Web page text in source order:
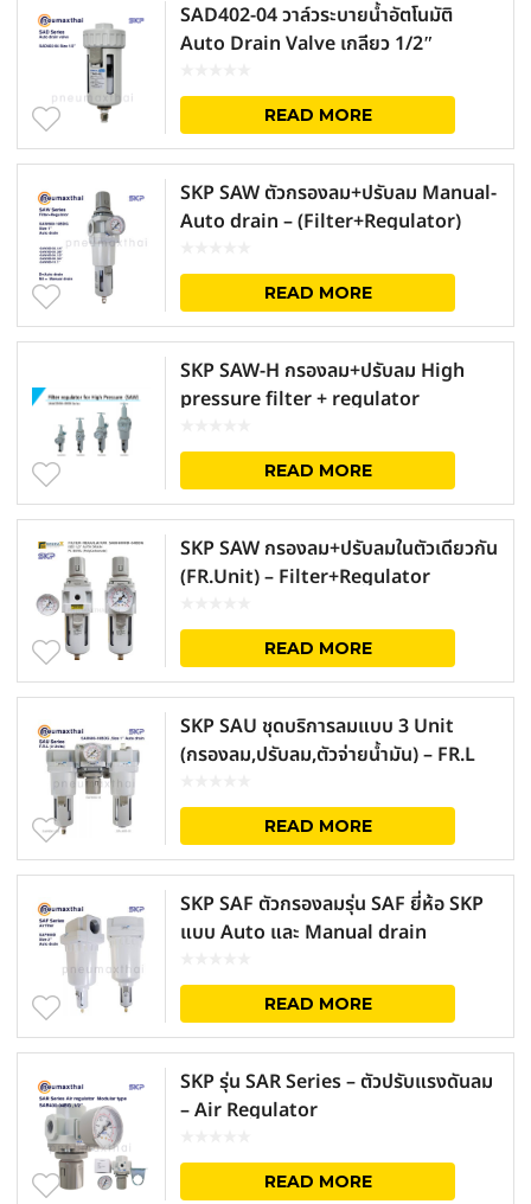
SAD402-04 วาล์วระบายน้ำอัตโนมัติ
Auto Drain Valve เกลียว 1/2″
READ MORE
SKP SAW ตัวกรองลม+ปรับลม Manual-
Auto drain – (Filter+Regulator)
READ MORE
SKP SAW-H กรองลม+ปรับลม High
pressure filter + regulator
READ MORE
SKP SAW กรองลม+ปรับลมในตัวเดียวกัน
(FR.Unit) – Filter+Regulator
READ MORE
SKP SAU ชุดบริการลมแบบ 3 Unit
(กรองลม,ปรับลม,ตัวจ่ายน้ำมัน) – FR.L
READ MORE
SKP SAF ตัวกรองลมรุ่น SAF ยี่ห้อ SKP
แบบ Auto และ Manual drain
READ MORE
SKP รุ่น SAR Series – ตัวปรับแรงดันลม
– Air Regulator
READ MORE